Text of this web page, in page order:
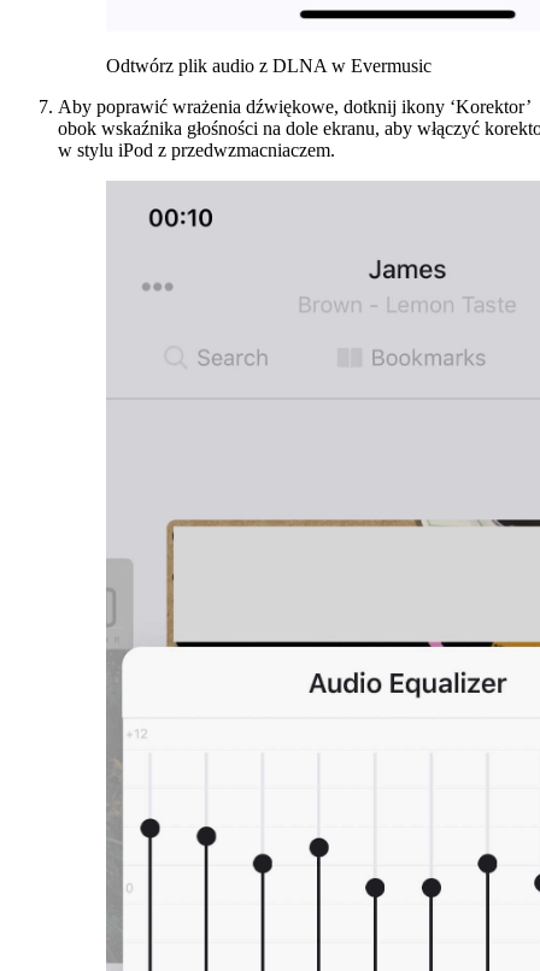
Odtwórz plik audio z DLNA w Evermusic
Aby poprawić wrażenia dźwiękowe, dotknij ikony ‘Korektor’
obok wskaźnika głośności na dole ekranu, aby włączyć
w stylu iPod z przedwzmacniaczem.